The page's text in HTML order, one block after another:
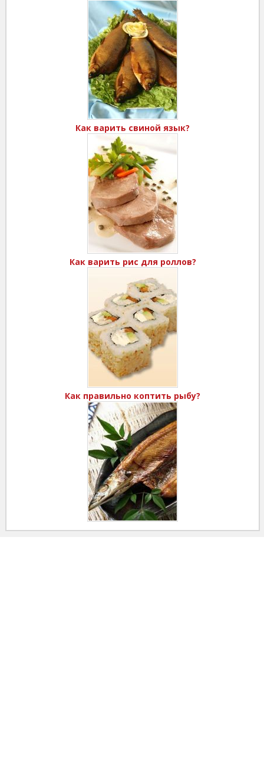
Как варить свиной язык?
Как варить рис для роллов?
Как правильно коптить рыбу?